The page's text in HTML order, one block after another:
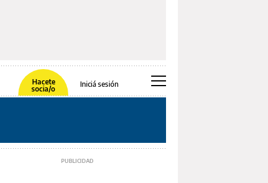
Hacete
socia/o
Iniciá sesión